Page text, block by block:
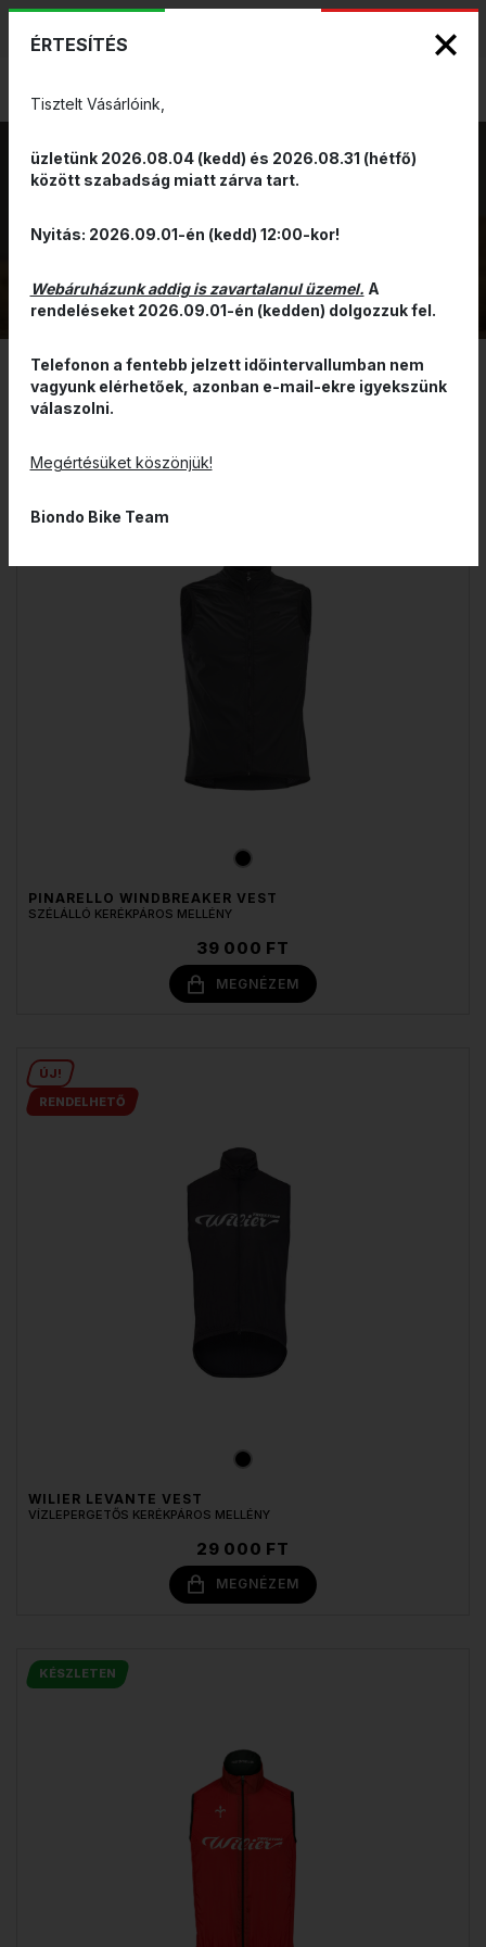
HUN
MELLÉNY
SZŰRÉS
ÚJ!
PINARELLO WINDBREAKER VEST
SZÉLÁLLÓ KERÉKPÁROS MELLÉNY
39 000 FT
MEGNÉZEM
ÚJ!
RENDELHETŐ
WILIER LEVANTE VEST
VÍZLEPERGETŐS KERÉKPÁROS MELLÉNY
29 000 FT
MEGNÉZEM
KÉSZLETEN
ÉRTESÍTÉS
Tisztelt Vásárlóink,
üzletünk 2026.08.04 (kedd) és 2026.08.31 (hétfő)
között szabadság miatt zárva tart.
Nyitás: 2026.09.01-én (kedd) 12:00-kor!
Webáruházunk addig is zavartalanul üzemel. A
rendeléseket 2026.09.01-én (kedden) dolgozzuk fel.
Telefonon a fentebb jelzett időintervallumban nem
vagyunk elérhetőek, azonban e-mail-ekre igyekszünk
válaszolni.
Megértésüket köszönjük!
Biondo Bike Team